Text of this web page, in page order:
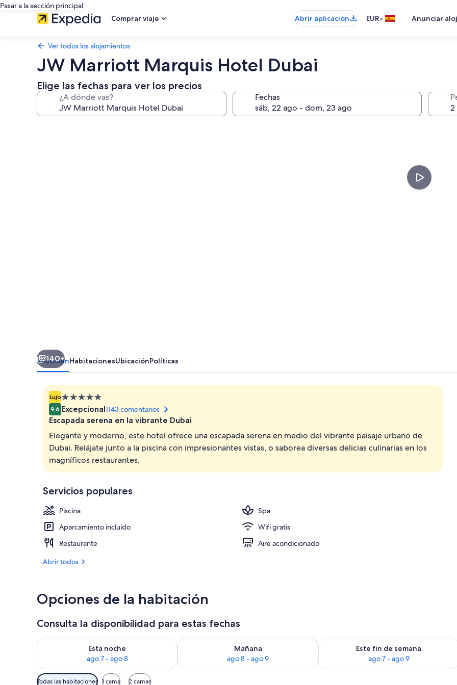
Pasar a la sección principal
Comprar viaje
Abrir aplicación EUR• Anunciar
Ver todos los alojamientos
JW Marriott Marquis Hotel Dubai
Elige las fechas para ver los precios
¿A dónde vas? Fechas
140+
ResumenHabitacionesUbicaciónPolíticas
LujoAlojamiento
de
5.0 estrellas
9,6 Excepcional1143 comentarios
Escapada serena en la vibrante Dubai
Elegante y moderno, este hotel ofrece una escapada serena en medio del vibrante paisaje urbano de
Dubai. Relájate junto a la piscina con impresionantes vistas, o saborea diversas delicias culinarias en los
magníficos restaurantes.
Servicios populares
Piscina
Spa
Aparcamiento incluido
Wifi gratis
Restaurante
Aire acondicionado
Abrir todos
Opciones de la habitación
Consulta la disponibilidad para estas fechas
Esta noche
ago 7 - ago 8
Consulta la disponibilidad para esta noche, ago 7 - ago 8
Mañana
ago 8 - ago 9
Consulta la disponibilidad para mañana, ago 8 - ago 9
Este fin de semana
ago 7 - ago 9
Consulta la disponibilidad para este
Filtros
Todas las habitaciones 1 cama 2 camas